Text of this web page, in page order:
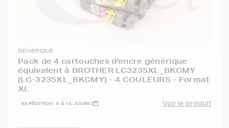
GENERIQUE
Pack de 4 cartouches d'encre générique
équivalent à BROTHER LC3235XL_BKCMY
(LC-3235XL_BKCMY) - 4 COULEURS - Format
XL
EXPÉDITION : 6 À 14 JOURS Voir le produit